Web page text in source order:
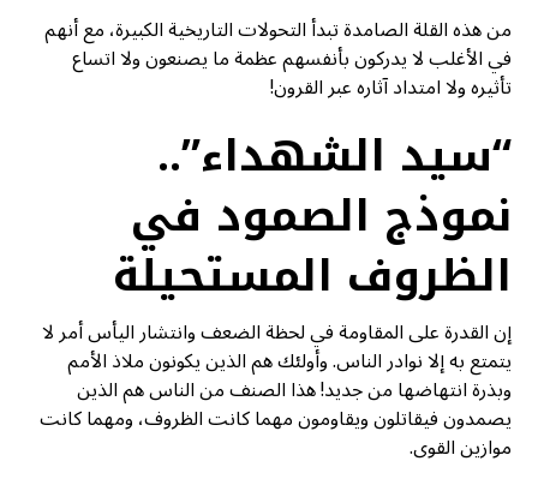
من هذه القلة الصامدة تبدأ التحولات التاريخية الكبيرة، مع أنهم
في الأغلب لا يدركون بأنفسهم عظمة ما يصنعون ولا اتساع
تأثيره ولا امتداد آثاره عبر القرون!
“سيد الشهداء”..
نموذج الصمود في
الظروف المستحيلة
إن القدرة على المقاومة في لحظة الضعف وانتشار اليأس أمر لا
يتمتع به إلا نوادر الناس. وأولئك هم الذين يكونون ملاذ الأمم
وبذرة انتهاضها من جديد! هذا الصنف من الناس هم الذين
يصمدون فيقاتلون ويقاومون مهما كانت الظروف، ومهما كانت
موازين القوى.